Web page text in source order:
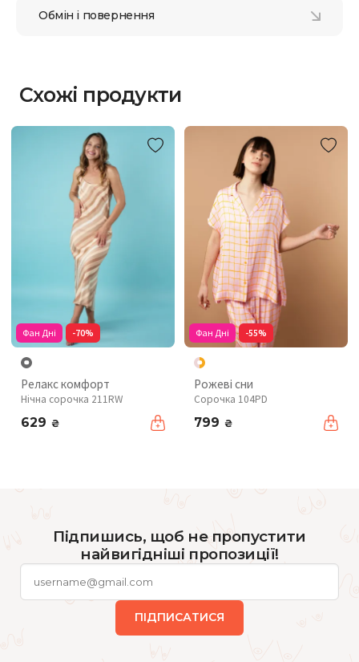
Обмін і повернення
Схожі продукти
Фан Дні -70%
Релакс комфорт
Нічна сорочка 211RW
629 ₴
Фан Дні -55%
Рожеві сни
Сорочка 104PD
799 ₴
Підпишись, щоб не пропустити
найвигідніші пропозиції!
ПІДПИСАТИСЯ